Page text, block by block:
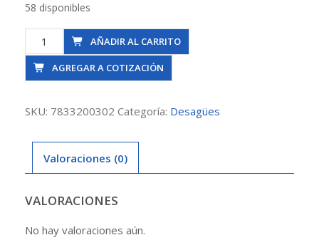
58 disponibles
Juego
Salida
Desagüe
11Cm
cantidad
AÑADIR AL CARRITO
AGREGAR A COTIZACIÓN
SKU: 7833200302 Categoría: Desagües
Valoraciones (0)
VALORACIONES
No hay valoraciones aún.